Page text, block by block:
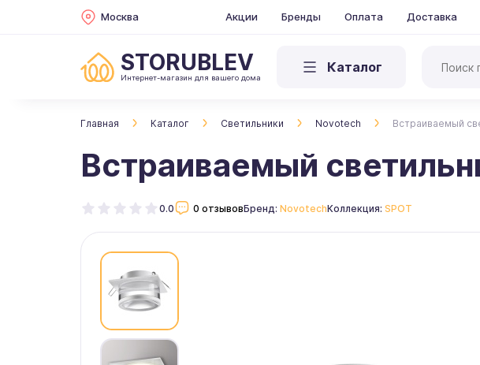
Москва Акции Бренды Оплата Доставка
STORUBLEV
Интернет-магазин для вашего дома
Каталог
Главная Каталог Светильники Novotech Встраиваемый
Встраиваемый
0.0 0 отзывовБренд: NovotechКоллекция: SPOT